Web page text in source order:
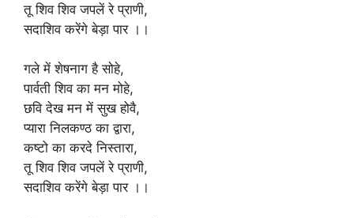
तू शिव शिव जपलें रे प्राणी,
सदाशिव करेंगे बेड़ा पार ।।
गले में शेषनाग है सोहे,
पार्वती शिव का मन मोहे,
छवि देख मन में सुख होवै,
प्यारा निलकण्ठ का द्वारा,
कष्टो का करदे निस्तारा,
तू शिव शिव जपलें रे प्राणी,
सदाशिव करेंगे बेड़ा पार ।।